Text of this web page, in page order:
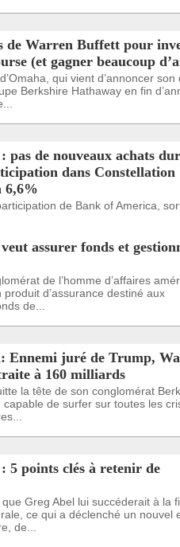
de Warren Buffett pour
(et gagner beaucoup
qui vient d’annoncer son
Berkshire Hathaway en fin
pas de nouveaux achats
dans Constellation
6,6%
de Bank of America,
assurer fonds et
de l’homme d’affaires
d’assurance destiné aux
de...
Ennemi juré de Trump,
à 160 milliards
la tête de son conglomérat
capable de surfer sur toutes les
5 points clés à retenir de
Greg Abel lui succéderait à la
ce qui a déclenché un nouvel
de...